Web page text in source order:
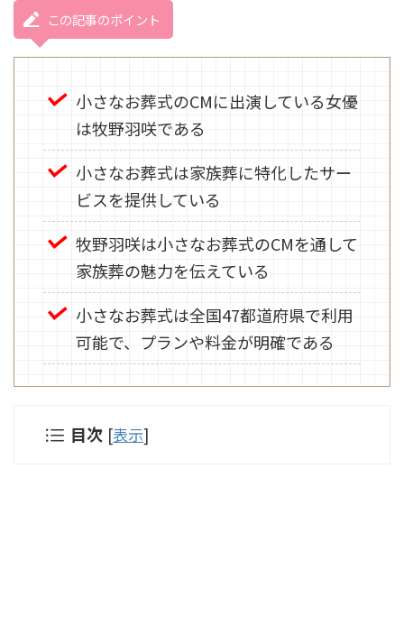
この記事のポイント
小さなお葬式のCMに出演している女優
は牧野羽咲である
小さなお葬式は家族葬に特化したサー
ビスを提供している
牧野羽咲は小さなお葬式のCMを通して
家族葬の魅力を伝えている
小さなお葬式は全国47都道府県で利用
可能で、プランや料金が明確である
目次 [表示]